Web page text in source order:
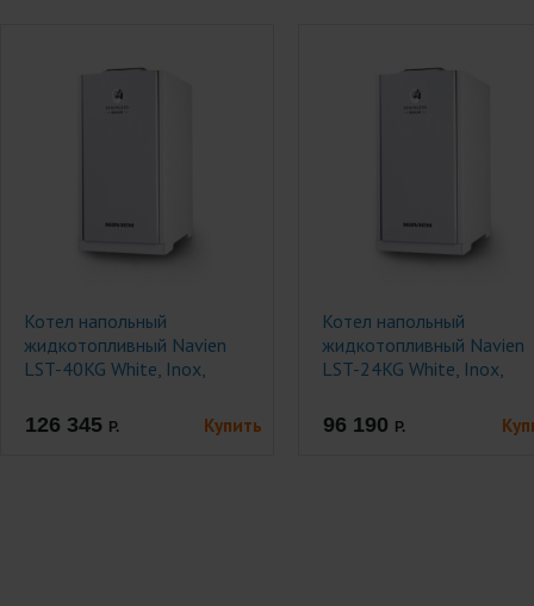
Котел напольный
жидкотопливный Navien
LST-40KG White, Inox,
126 345 Р. Купить
Котел напольный
жидкотопливный Navien
LST-24KG White, Inox,
96 190 Р.